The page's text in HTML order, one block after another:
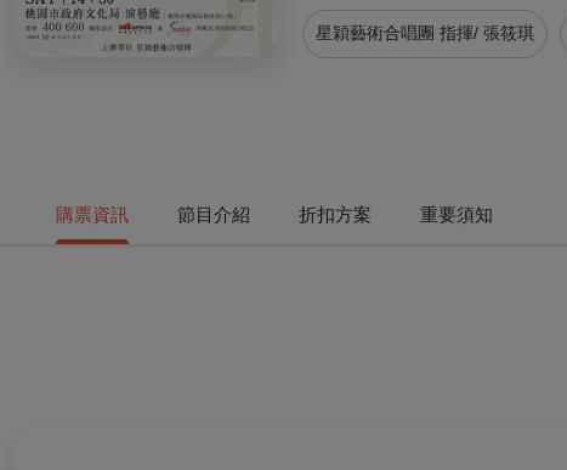
星穎藝術合唱團 指揮/ 張筱琪
購票資訊 節目介紹 折扣方案 重要須知